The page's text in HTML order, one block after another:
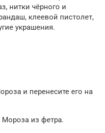
нитки чёрного и
клеевой пистолет,
украшения.
и перенесите его на
Мороза из фетра.